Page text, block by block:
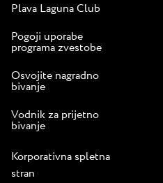
Plava Laguna Club
Pogoji uporabe
programa zvestobe
Osvojite nagradno
bivanje
Vodnik za prijetno
bivanje
Korporativna spletna
stran